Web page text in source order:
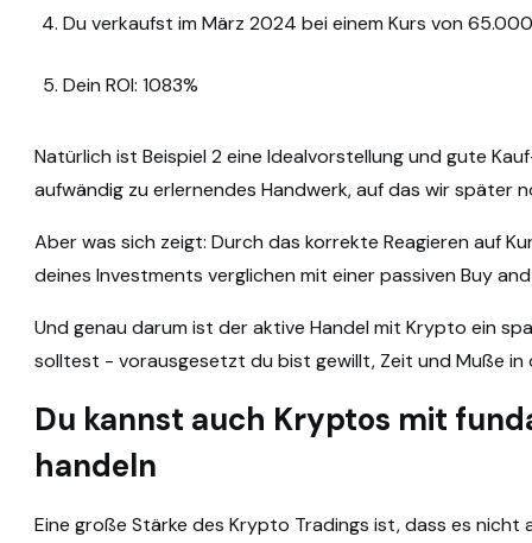
Du verkaufst im März 2024 bei einem Kurs von
Dein ROI: 1083%
Natürlich ist Beispiel 2 eine Idealvorstellung und gute
aufwändig zu erlernendes Handwerk, auf das wir später
Aber was sich zeigt: Durch das korrekte Reagieren auf
deines Investments verglichen mit einer passiven Buy
Und genau darum ist der aktive Handel mit Krypto ein
solltest - vorausgesetzt du bist gewillt, Zeit und Muße
Du kannst auch Kryptos mit
handeln
Eine große Stärke des Krypto Tradings ist, dass es